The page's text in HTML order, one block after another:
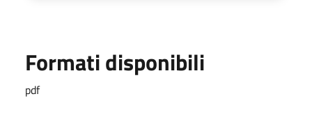
Formati disponibili
pdf